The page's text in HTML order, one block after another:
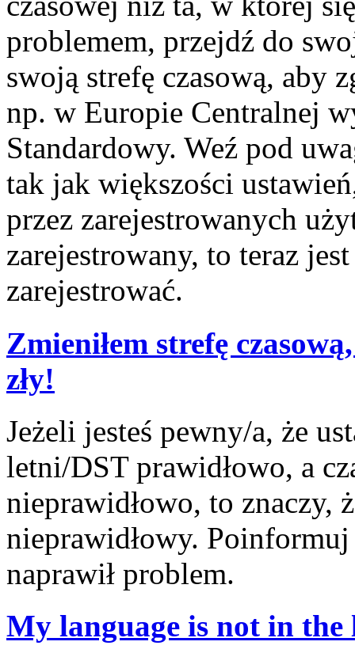
problemem, przejdź do
swoją strefę czasową, aby
np. w Europie Centralnej
Standardowy. Weź pod
tak jak większości
przez zarejestrowanych
zarejestrowany, to teraz
zarejestrować.
Zmieniłem strefę
zły!
Jeżeli jesteś pewny/a, że
letni/DST prawidłowo, a
nieprawidłowo, to znaczy,
nieprawidłowy.
naprawił problem.
My language is not in the